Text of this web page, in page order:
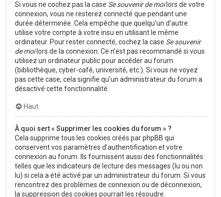
Si vous ne cochez pas la case Se souvenir de moilors de votre
connexion, vous ne resterez connecté que pendant une
durée déterminée. Cela empêche que quelqu’un d’autre
utilise votre compte à votre insu en utilisant le même
ordinateur. Pour rester connecté, cochez la case Se souvenir
de moilors de la connexion. Ce n’est pas recommandé si vous
utilisez un ordinateur public pour accéder au forum
(bibliothèque, cyber-café, université, etc.). Si vous ne voyez
pas cette case, cela signifie qu’un administrateur du forum a
désactivé cette fonctionnalité.
Haut
À quoi sert « Supprimer les cookies du forum » ?
Cela supprime tous les cookies créés par phpBB qui
conservent vos paramètres d’authentification et votre
connexion au forum. Ils fournissent aussi des fonctionnalités
telles que les indicateurs de lecture des messages (lu ou non
lu) si cela a été activé par un administrateur du forum. Si vous
rencontrez des problèmes de connexion ou de déconnexion,
la suppression des cookies pourrait les résoudre.